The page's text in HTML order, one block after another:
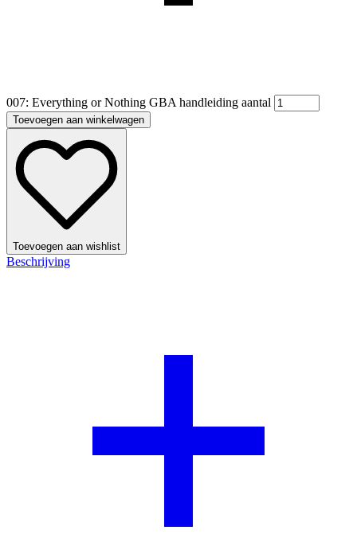
007: Everything or Nothing GBA handleiding aantal
Toevoegen aan winkelwagen
Toevoegen aan wishlist
Beschrijving